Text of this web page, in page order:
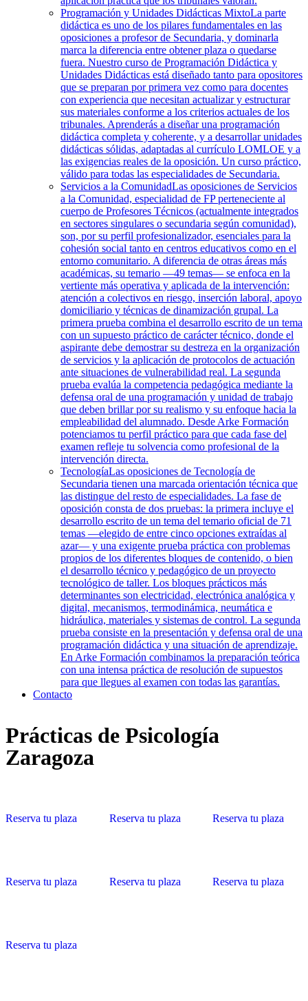
Programación y Unidades Didácticas MixtoLa parte
didáctica es uno de los pilares fundamentales en las
oposiciones a profesor de Secundaria, y dominarla
marca la diferencia entre obtener plaza o quedarse
fuera. Nuestro curso de Programación Didáctica y
Unidades Didácticas está diseñado tanto para opositores
que se preparan por primera vez como para docentes
con experiencia que necesitan actualizar y estructurar
sus materiales conforme a los criterios actuales de los
tribunales. Aprenderás a diseñar una programación
didáctica completa y coherente, y a desarrollar unidades
didácticas sólidas, adaptadas al currículo LOMLOE y a
las exigencias reales de la oposición. Un curso práctico,
válido para todas las especialidades de Secundaria.
Servicios a la ComunidadLas oposiciones de Servicios
a la Comunidad, especialidad de FP perteneciente al
cuerpo de Profesores Técnicos (actualmente integrados
en sectores singulares o secundaria según comunidad),
son, por su perfil profesionalizador, esenciales para la
cohesión social tanto en centros educativos como en el
entorno comunitario. A diferencia de otras áreas más
académicas, su temario —49 temas— se enfoca en la
vertiente más operativa y aplicada de la intervención:
atención a colectivos en riesgo, inserción laboral, apoyo
domiciliario y técnicas de dinamización grupal. La
primera prueba combina el desarrollo escrito de un tema
con un supuesto práctico de carácter técnico, donde el
aspirante debe demostrar su destreza en la organización
de servicios y la aplicación de protocolos de actuación
ante situaciones de vulnerabilidad real. La segunda
prueba evalúa la competencia pedagógica mediante la
defensa oral de una programación y unidad de trabajo
que deben brillar por su realismo y su enfoque hacia la
empleabilidad del alumnado. Desde Arke Formación
potenciamos tu perfil práctico para que cada fase del
examen refleje tu solvencia como profesional de la
intervención directa.
TecnologíaLas oposiciones de Tecnología de
Secundaria tienen una marcada orientación técnica que
las distingue del resto de especialidades. La fase de
oposición consta de dos pruebas: la primera incluye el
desarrollo escrito de un tema del temario oficial de 71
temas —elegido de entre cinco opciones extraídas al
azar— y una exigente prueba práctica con problemas
propios de los diferentes bloques de contenido, o bien
el desarrollo técnico y pedagógico de un proyecto
tecnológico de taller. Los bloques prácticos más
determinantes son electricidad, electrónica analógica y
digital, mecanismos, termodinámica, neumática e
hidráulica, materiales y sistemas de control. La segunda
prueba consiste en la presentación y defensa oral de una
programación didáctica y una situación de aprendizaje.
En Arke Formación combinamos la preparación teórica
con una intensa práctica de resolución de supuestos
para que llegues al examen con todas las garantías.
Contacto
Prácticas de Psicología
Zaragoza
Reserva tu plaza Reserva tu plaza Reserva tu plaza
Reserva tu plaza Reserva tu plaza Reserva tu plaza
Reserva tu plaza